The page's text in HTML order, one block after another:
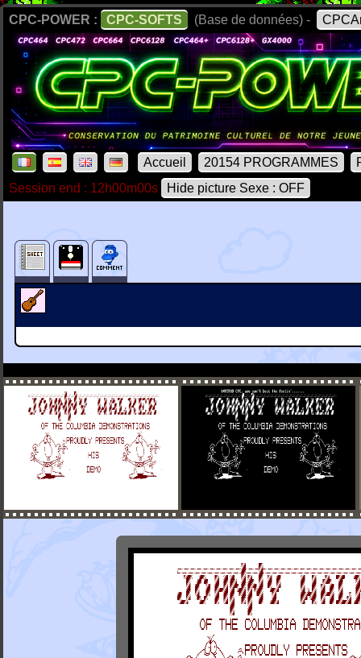
CPC-POWER : CPC-SOFTS (Base de données) -
Accueil 20154 PROGRAMMES
Session end : 12h00m00s
Hide picture Sexe : OFF